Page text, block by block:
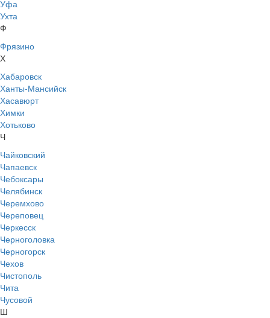
Уфа
Ухта
Ф
Фрязино
Х
Хабаровск
Ханты-Мансийск
Хасавюрт
Химки
Хотьково
Ч
Чайковский
Чапаевск
Чебоксары
Челябинск
Черемхово
Череповец
Черкесск
Черноголовка
Черногорск
Чехов
Чистополь
Чита
Чусовой
Ш